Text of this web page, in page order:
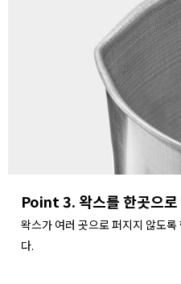
Point 3. 왁스를 한곳으로
왁스가 여러 곳으로 퍼지지 않도
다.